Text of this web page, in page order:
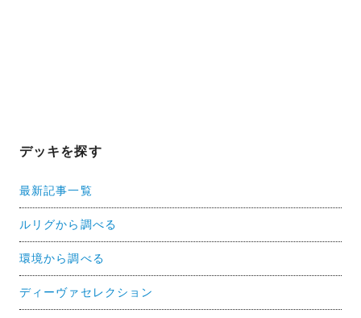
デッキを探す
最新記事一覧
ルリグから調べる
環境から調べる
ディーヴァセレクション